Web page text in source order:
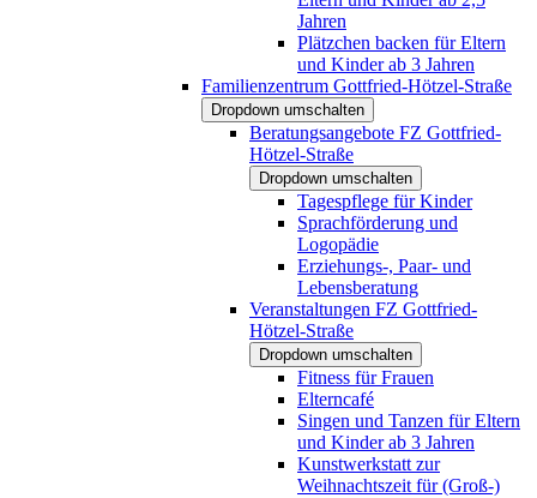
Jahren
Plätzchen backen für Eltern
und Kinder ab 3 Jahren
Familienzentrum Gottfried-Hötzel-Straße
Dropdown umschalten
Beratungsangebote FZ Gottfried-
Hötzel-Straße
Dropdown umschalten
Tagespflege für Kinder
Sprachförderung und
Logopädie
Erziehungs-, Paar- und
Lebensberatung
Veranstaltungen FZ Gottfried-
Hötzel-Straße
Dropdown umschalten
Fitness für Frauen
Elterncafé
Singen und Tanzen für Eltern
und Kinder ab 3 Jahren
Kunstwerkstatt zur
Weihnachtszeit für (Groß-)